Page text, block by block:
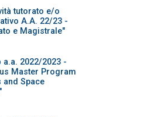
tutorato e/o
A.A. 22/23 -
e Magistrale"
a.a. 2022/2023 -
Master Program
Space